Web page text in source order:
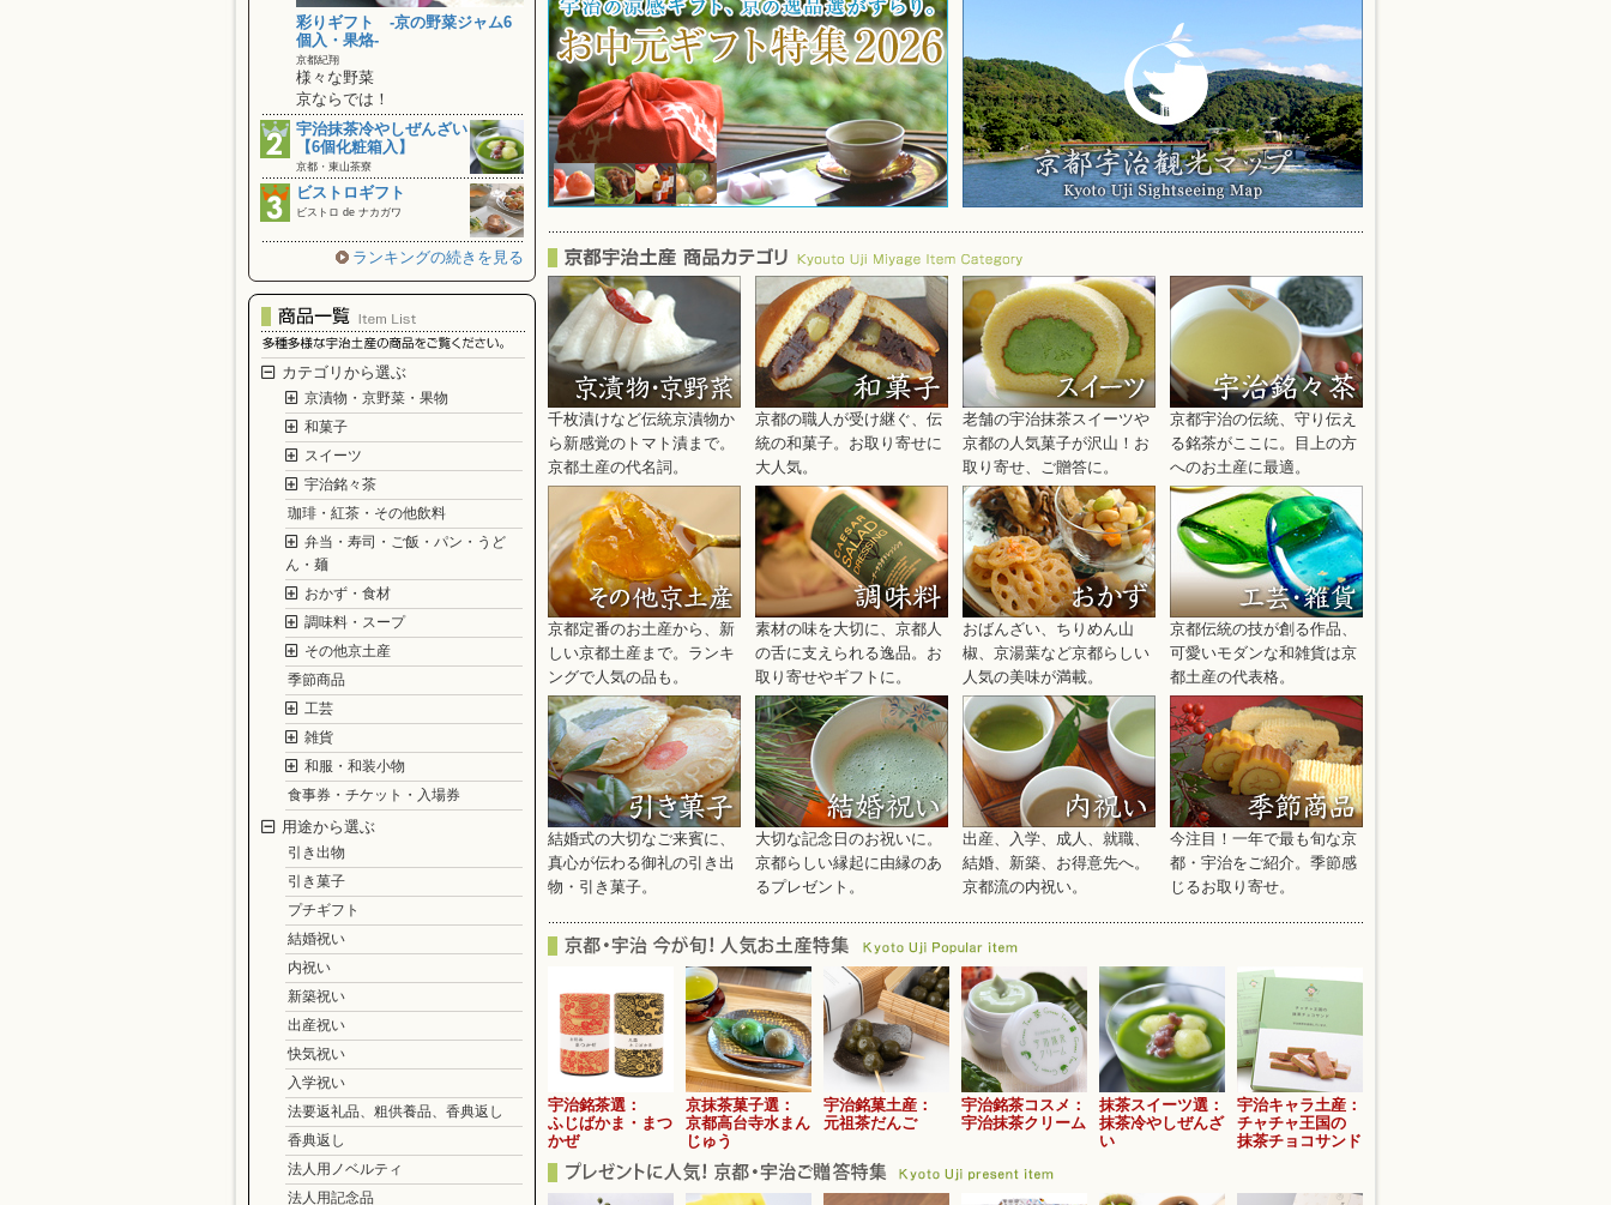
彩りギフト ‐京の野菜ジャム6
個入・果烙‐
京都紀翔
様々な野菜
京ならでは！
宇治抹茶冷やしぜんざい
【6個化粧箱入】
京都・東山茶寮
ビストロギフト
ビストロ de ナカガワ
ランキングの続きを見る
カテゴリから選ぶ
京漬物・京野菜・果物
和菓子
スイーツ
宇治銘々茶
珈琲・紅茶・その他飲料
弁当・寿司・ご飯・パン・うど
ん・麺
おかず・食材
調味料・スープ
その他京土産
季節商品
工芸
雑貨
和服・和装小物
食事券・チケット・入場券
用途から選ぶ
引き出物
引き菓子
プチギフト
結婚祝い
内祝い
新築祝い
出産祝い
快気祝い
入学祝い
法要返礼品、粗供養品、香典返し
香典返し
法人用ノベルティ
法人用記念品
【令和8年熊本地震に伴うお荷物のお届けにつきまして】この度の「令和8年熊本地震」により被災されたすべての
方々に心よりお見舞いを申し上げます。 現在、地震の影響により、九州地域へのお荷物のお届けに遅れが生じて
おります。 お客さまには大変ご迷惑をおかけしますが、何卒ご了承のほど宜しくお願い申し上げます。詳細は佐
川急便HPよりご確認くださいませ。
2026/07/01
【送料無料キャンペーン】期間限定で開催中です！お中元の贈り物やお取り寄せにおすすめな宇治抹茶スイーツや
銘店こだわりのギフトセットなどが勢揃い！お得なこの機会にご利用くださいませ。
2026/06/22
『お中元特集2026』を公開！今年は魅力的な新商品も増えました。本場宇治の抹茶スイーツや老舗の逸品など、
2026/05/11
「父の日特集」を公開しました。今年の父の日は6月21日。頑張るお父さんに「ありがとう」を。京都・宇治の美
味しい逸品やスイーツなど、喜ばれる贈り物がきっと見つかります。ぜひご覧ください。
2026/05/01
「宇治新茶特集2026」を公開！八十八夜を迎え、香り高い新茶の季節がきました。本場宇治ならではの珠玉の味
と香りを、お取り寄せでぜひご堪能ください。
2026/04/20
「可愛い」「キレイ」、お味はもちろん見た目にも鮮やかな創作和菓子をつくる「上尾製菓」のご紹介をスタート
しました。お取り寄せやお手土産にもぜひご利用くださいませ。
2026/04/20
「ゴールデンウイーク休業のご案内」を公開しました。各名店ごとの期間中のご発送対応日程や、当サイトのお問
い合わせ等ご対応日程につきましてはこちらからご覧ください。5月9日までの発送受付は多数の名店が4月24日ご
入金分までとなりますのでご注意下さい。（配達指定日を選択いただいてもご発送出来ない場合があります）一部
名店はこの限りではございません。
2026/04/01
『母の日特集2026』を公開しました。今年は5月10日が母の日です。「ありがとう」を添えて贈りたい宇治の銘菓
や人気スイーツが勢揃い！大切な方への贈り物にどうぞ。
2026/03/19
無料会員様限定『送料無料キャンペーン』開催中！ご旅行のお土産や卒業・入学のお祝い、ご異動のご挨拶など、
京都の銘菓やグルメ、本場の宇治茶スイーツなどがお得にご利用いただけます。この機会にぜひお試しくださいま
せ
2026/03/05
【天候不良に伴う配送への影響について】北海道において大雪および低気圧の影響により、お荷物のお届けに遅延
が生じております。詳しくは佐川急便HPよりご確認をお願いいたします。該当地域においては指定日通りにお届
けできない場合がございますので、何卒ご了承下さいませ。
2026/02/02
【寒波の影響による配送遅延につきまして】現在大雪等の影響で、北海道、東北地方への発送においてお荷物の配
送遅延が発生しております。詳しくは佐川急便HPよりご確認をお願いいたします。該当地域、及び今後の天候次
第では他地域においても指定日通りにお届けできない場合がございますので、何卒ご了承下さいませ。
2026/01/09
「バレンタイン特集」をスタートしました。本場ならではの香り高い抹茶チョコや本格派スイーツなど、京都・宇
2026/01/05
新年あけましておめでとうございます。旧年中は京都宇治土産.comをご愛顧いただき、誠に有難うございまし
た。本年も皆様に、京都・宇治ならではの魅力ある御品をお届けできるよう、スタッフ一同取り組んでまいりま
す。年末年始期間にいただいたご注文は本日より順次ご発送の準備を再開させていただきます。
2025/12/26
本年もご愛顧いただき、誠にありがとうございました。どうぞ良いお年をお迎えくださいませ。12月26日営業終
了後～1月4日まで、当サイトの窓口は休業になります。インターネットでのご注文・お問い合わせは、来年1月5
日以降のご確認となりますので、何卒ご了承くださいませ。
2025/12/26
【販売終了】「鹿背山の富有柿」を販売開始いたしました。今年は粒が小さく赤Mと赤L、青Lのみの販売となりま
千枚漬けなど伝統京漬物か
ら新感覚のトマト漬まで。
京都土産の代名詞。
京都の職人が受け継ぐ、伝
統の和菓子。お取り寄せに
大人気。
老舗の宇治抹茶スイーツや
京都の人気菓子が沢山！お
取り寄せ、ご贈答に。
京都宇治の伝統、守り伝え
る銘茶がここに。目上の方
へのお土産に最適。
京都定番のお土産から、新
しい京都土産まで。ランキ
ングで人気の品も。
素材の味を大切に、京都人
の舌に支えられる逸品。お
取り寄せやギフトに。
おばんざい、ちりめん山
椒、京湯葉など京都らしい
人気の美味が満載。
京都伝統の技が創る作品、
可愛いモダンな和雑貨は京
都土産の代表格。
結婚式の大切なご来賓に、
真心が伝わる御礼の引き出
物・引き菓子。
大切な記念日のお祝いに。
京都らしい縁起に由縁のあ
るプレゼント。
出産、入学、成人、就職、
結婚、新築、お得意先へ。
京都流の内祝い。
今注目！一年で最も旬な京
都・宇治をご紹介。季節感
じるお取り寄せ。
宇治銘茶選：
ふじばかま・まつ
かぜ
京抹茶菓子選：
京都高台寺水まん
じゅう
宇治銘菓土産：
元祖茶だんご
宇治銘茶コスメ：
宇治抹茶クリーム
抹茶スイーツ選：
抹茶冷やしぜんざ
い
宇治キャラ土産：
チャチャ王国の
抹茶チョコサンド